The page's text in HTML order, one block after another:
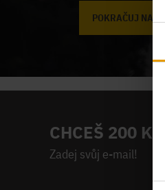
POKRAČUJ NA
CHCEŠ 200
Zadej svůj e-mail!